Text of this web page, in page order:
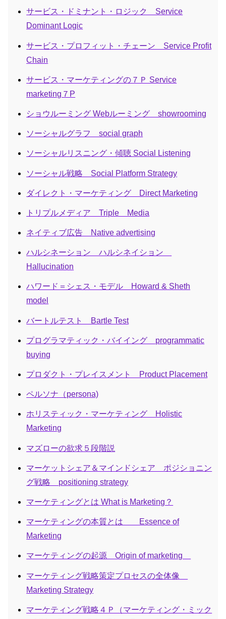
サービス・ドミナント・ロジック Service
Dominant Logic
サービス・プロフィット・チェーン Service Profit
Chain
サービス・マーケティングの７Ｐ Service
marketing７P
ショウルーミング Webルーミング showrooming
ソーシャルグラフ social graph
ソーシャルリスニング・傾聴 Social Listening
ソーシャル戦略 Social Platform Strategy
ダイレクト・マーケティング Direct Marketing
トリプルメディア Triple Media
ネイティブ広告 Native advertising
ハルシネーション ハルシネイション
Hallucination
ハワード＝シェス・モデル Howard & Sheth
model
バートルテスト Bartle Test
プログラマティック・バイイング programmatic
buying
プロダクト・プレイスメント Product Placement
ペルソナ（persona)
ホリスティック・マーケティング Holistic
Marketing
マズローの欲求５段階説
マーケットシェア＆マインドシェア ポジショニン
グ戦略 positioning strategy
マーケティングとは What is Marketing？
マーケティングの本質とは Essence of
Marketing
マーケティングの起源 Origin of marketing
マーケティング戦略策定プロセスの全体像
Marketing Strategy
マーケティング戦略４Ｐ（マーケティング・ミック